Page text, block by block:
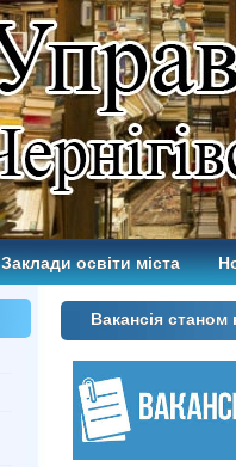
Заклади освіти міста
Вакансія станом